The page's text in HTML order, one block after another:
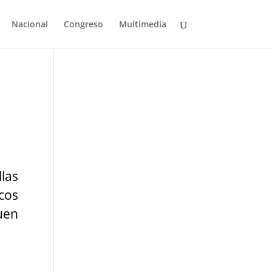
Nacional Congreso Multimedia